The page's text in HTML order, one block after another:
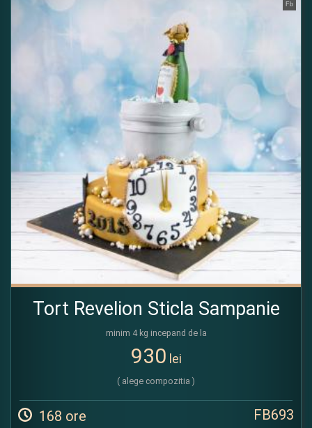
Fb
Tort Revelion Sticla Sampanie
minim 4 kg incepand de la
930 lei
( alege compozitia )
168 ore FB693